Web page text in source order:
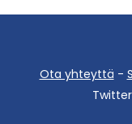
Ota yhteyttä -